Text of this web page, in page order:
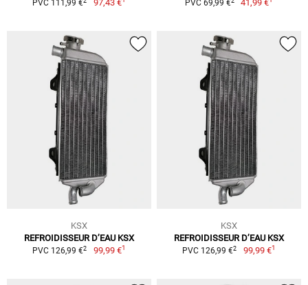
PVC 111,99 € 97,43 € PVC 69,99 € 41,99 €
KSX
REFROIDISSEUR D’EAU KSX
PVC 126,99 €2 99,99 €1
KSX
REFROIDISSEUR D’EAU KSX
PVC 126,99 €2 99,99 €1